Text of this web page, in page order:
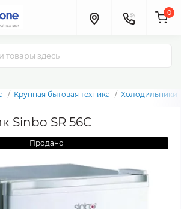
0
Крупная бытовая техника Холодильники
Sinbo SR 56C
Продано